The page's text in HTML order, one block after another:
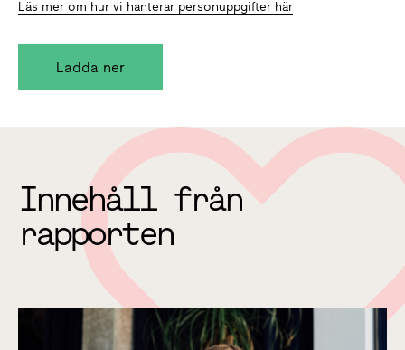
Läs mer om hur vi hanterar personuppgifter här
Innehåll från
rapporten
Vad definierar unga tjänstemän?